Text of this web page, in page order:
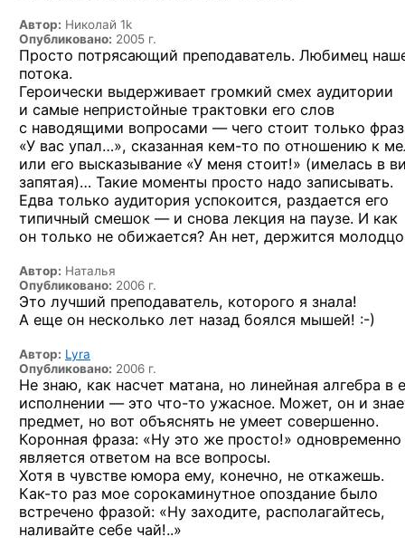
Автор: Николай 1k
Опубликовано: 2005 г.
Просто потрясающий преподаватель. Любимец
потока.
Героически выдерживает громкий смех аудитории
и самые непристойные трактовки его слов
с наводящими вопросами — чего стоит только
«У вас упал…», сказанная кем-то по отношению к
или его высказывание «У меня стоит!» (имелась в
запятая)… Такие моменты просто надо записывать.
Едва только аудитория успокоится, раздается его
типичный смешок — и снова лекция на паузе. И как
он только не обижается? Ан нет, держится
Автор: Наталья
Опубликовано: 2006 г.
Это лучший преподаватель, которого я знала!
А еще он несколько лет назад боялся мышей! :-)
Автор: Lyra
Опубликовано: 2006 г.
Не знаю, как насчет матана, но линейная алгебра в
исполнении — это что-то ужасное. Может, он и
предмет, но вот объяснять не умеет совершенно.
Коронная фраза: «Ну это же просто!» одновременно
является ответом на все вопросы.
Хотя в чувстве юмора ему, конечно, не откажешь.
Как-то раз мое сорокаминутное опоздание было
встречено фразой: «Ну заходите, располагайтесь,
наливайте себе чай!..»